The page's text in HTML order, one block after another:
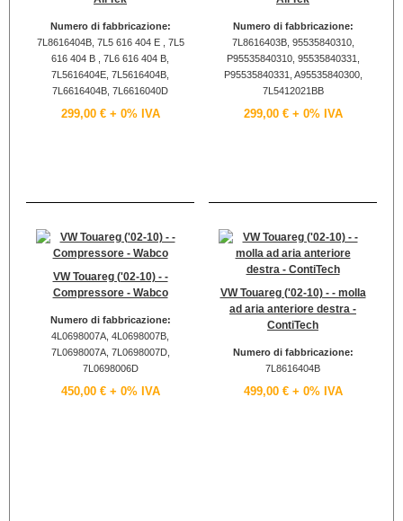
Numero di fabbricazione:
7L8616404B, 7L5 616 404 E , 7L5
616 404 B , 7L6 616 404 B,
7L5616404E, 7L5616404B,
7L6616404B, 7L6616040D
299,00 €+ 0% IVA
Numero di fabbricazione:
7L8616403B, 95535840310,
P95535840310, 95535840331,
P95535840331, A95535840300,
7L5412021BB
299,00 €+ 0% IVA
VW Touareg ('02-10) - -
Compressore - Wabco
Numero di fabbricazione:
4L0698007A, 4L0698007B,
7L0698007A, 7L0698007D,
7L0698006D
450,00 €+ 0% IVA
VW Touareg ('02-10) - - molla
ad aria anteriore destra -
ContiTech
Numero di fabbricazione:
7L8616404B
499,00 €+ 0% IVA